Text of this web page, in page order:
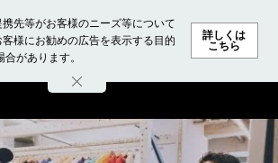
先等がお客様のニーズ等について
様にお勧めの広告を表示する目的
があります。
詳しくは
こちら
集 ランキング ファッション ビューテ